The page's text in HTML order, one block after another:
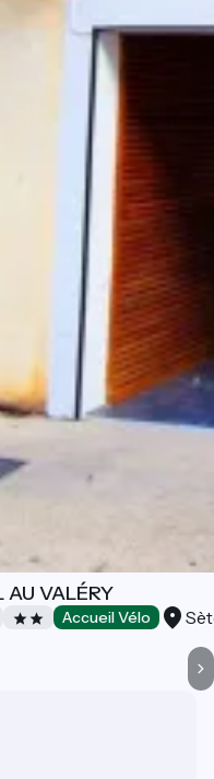
AU VALÉRY
Accueil Vélo